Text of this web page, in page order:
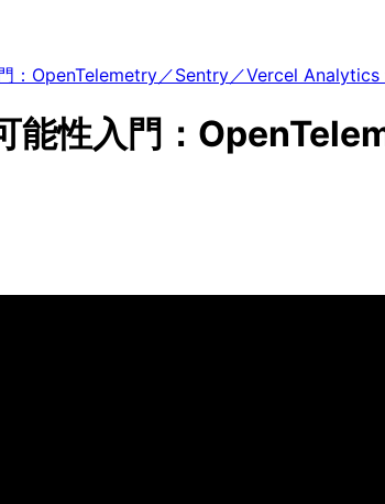
：OpenTelemetry／Sentry／Vercel Analytics
能性入門：